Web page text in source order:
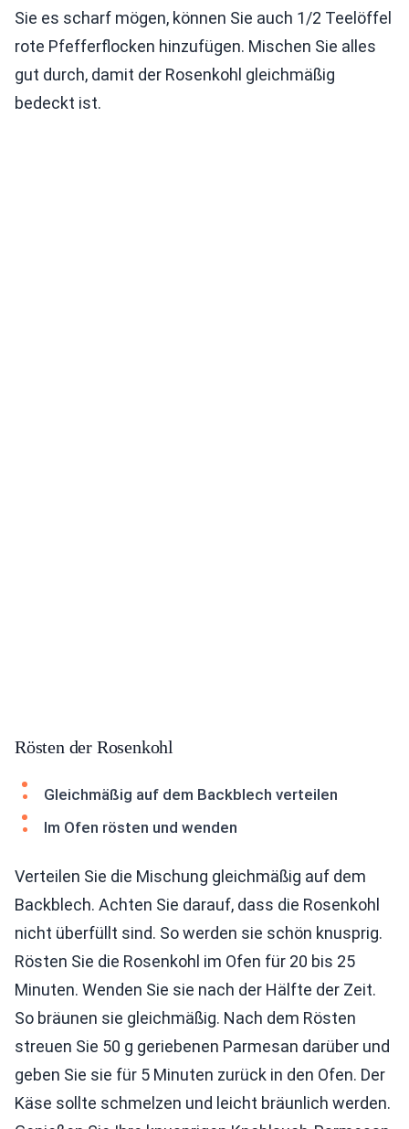
Sie es scharf mögen, können Sie auch 1/2 Teelöffel
rote Pfefferflocken hinzufügen. Mischen Sie alles
gut durch, damit der Rosenkohl gleichmäßig
bedeckt ist.
Rösten der Rosenkohl
Gleichmäßig auf dem Backblech verteilen
Im Ofen rösten und wenden
Verteilen Sie die Mischung gleichmäßig auf dem
Backblech. Achten Sie darauf, dass die Rosenkohl
nicht überfüllt sind. So werden sie schön knusprig.
Rösten Sie die Rosenkohl im Ofen für 20 bis 25
Minuten. Wenden Sie sie nach der Hälfte der Zeit.
So bräunen sie gleichmäßig. Nach dem Rösten
streuen Sie 50 g geriebenen Parmesan darüber und
geben Sie sie für 5 Minuten zurück in den Ofen. Der
Käse sollte schmelzen und leicht bräunlich werden.